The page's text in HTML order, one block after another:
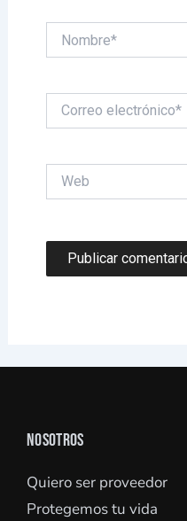
electrónico*
NOSOTROS
Quiero ser proveedor
Protegemos tu vida